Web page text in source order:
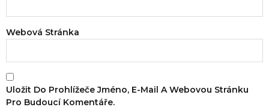
Webová Stránka
Uložit Do Prohlížeče Jméno, E-Mail A Webovou Stránku
Pro Budoucí Komentáře.